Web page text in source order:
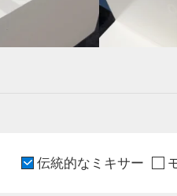
伝統的なミキサー